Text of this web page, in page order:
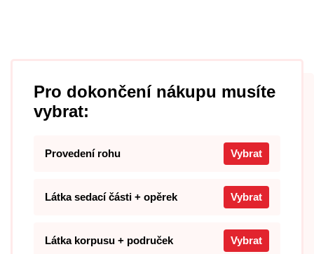
Pro dokončení nákupu musíte
vybrat:
Provedení rohu Vybrat
Látka sedací části + opěrek Vybrat
Látka korpusu + područek Vybrat